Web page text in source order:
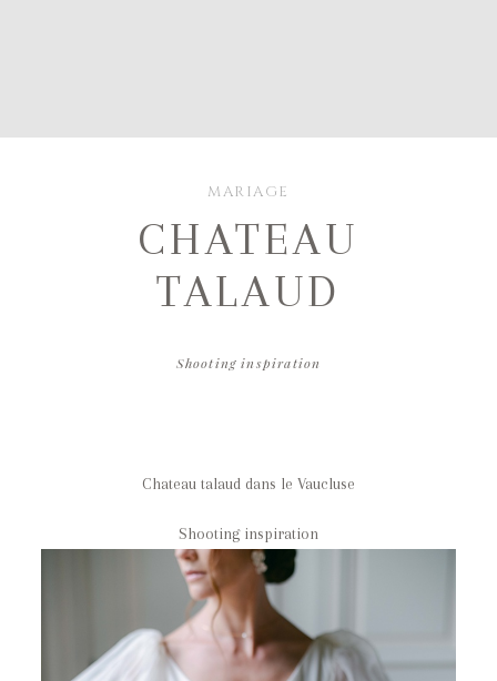
MARIAGE
CHATEAU
TALAUD
Shooting inspiration
Chateau talaud dans le Vaucluse
Shooting inspiration